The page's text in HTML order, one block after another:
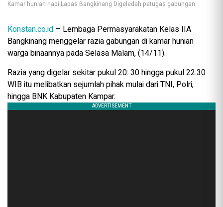
Kamar hunian napi Lapas Bangkinang Digeledah petugas gabungan.
Konstan.co.id – Lembaga Permasyarakatan Kelas IIA
Bangkinang menggelar razia gabungan di kamar hunian
warga binaannya pada Selasa Malam, (14/11).
Razia yang digelar sekitar pukul 20: 30 hingga pukul 22:30
WIB itu melibatkan sejumlah pihak mulai dari TNI, Polri,
hingga BNK Kabupaten Kampar.